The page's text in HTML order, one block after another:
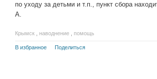
по уходу за детьми и т.п., пункт сбора
А.
Крымск наводнение помощь
В избранное Поделиться